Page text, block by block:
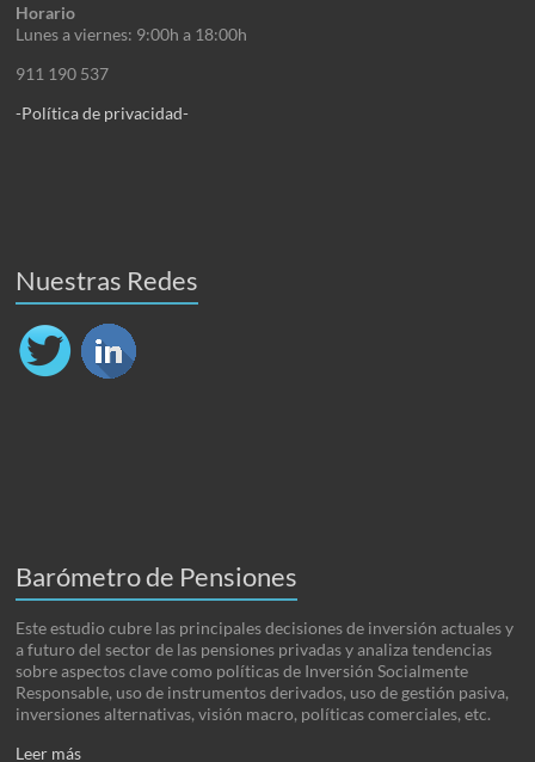
Horario
Lunes a viernes: 9:00h a 18:00h
911 190 537
-Política de privacidad-
Nuestras Redes
Barómetro de Pensiones
Este estudio cubre las principales decisiones de inversión actuales y
a futuro del sector de las pensiones privadas y analiza tendencias
sobre aspectos clave como políticas de Inversión Socialmente
Responsable, uso de instrumentos derivados, uso de gestión pasiva,
inversiones alternativas, visión macro, políticas comerciales, etc.
Leer más